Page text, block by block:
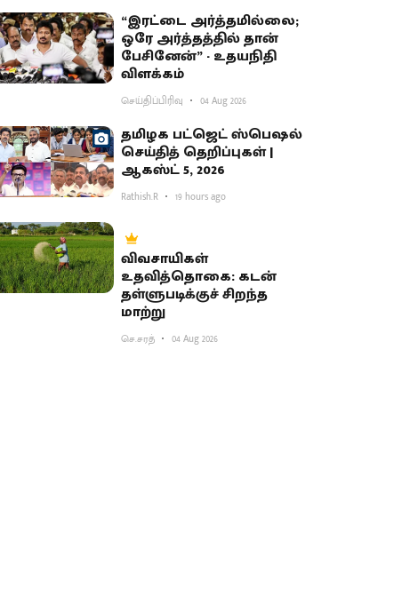
“இரட்டை அர்த்தமில்லை;
ஒரே அர்த்தத்தில் தான்
பேசினேன்” - உதயநிதி
விளக்கம்
செய்திப்பிரிவு 04 Aug 2026
தமிழக பட்ஜெட் ஸ்பெஷல்
செய்தித் தெறிப்புகள் |
ஆகஸ்ட் 5, 2026
Rathish.R 19 hours ago
விவசாயிகள்
உதவித்தொகை: கடன்
தள்ளுபடிக்குச் சிறந்த
மாற்று
செ.சரத் 04 Aug 2026